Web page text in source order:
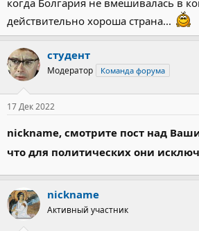
когда Болгария не вмешивалась в
действительно хороша страна...
студент
Модератор Команда форума
17 Дек 2022
nickname, смотрите пост над
что для политических они
nickname
Активный участник